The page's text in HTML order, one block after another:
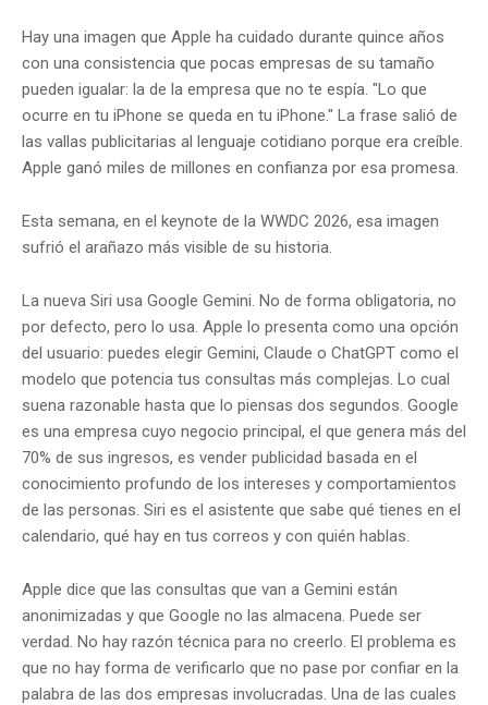
Hay una imagen que Apple ha cuidado durante quince años
con una consistencia que pocas empresas de su tamaño
pueden igualar: la de la empresa que no te espía. "Lo que
ocurre en tu iPhone se queda en tu iPhone." La frase salió de
las vallas publicitarias al lenguaje cotidiano porque era creíble.
Apple ganó miles de millones en confianza por esa promesa.
Esta semana, en el keynote de la WWDC 2026, esa imagen
sufrió el arañazo más visible de su historia.
La nueva Siri usa Google Gemini. No de forma obligatoria, no
por defecto, pero lo usa. Apple lo presenta como una opción
del usuario: puedes elegir Gemini, Claude o ChatGPT como el
modelo que potencia tus consultas más complejas. Lo cual
suena razonable hasta que lo piensas dos segundos. Google
es una empresa cuyo negocio principal, el que genera más del
70% de sus ingresos, es vender publicidad basada en el
conocimiento profundo de los intereses y comportamientos
de las personas. Siri es el asistente que sabe qué tienes en el
calendario, qué hay en tus correos y con quién hablas.
Apple dice que las consultas que van a Gemini están
anonimizadas y que Google no las almacena. Puede ser
verdad. No hay razón técnica para no creerlo. El problema es
que no hay forma de verificarlo que no pase por confiar en la
palabra de las dos empresas involucradas. Una de las cuales